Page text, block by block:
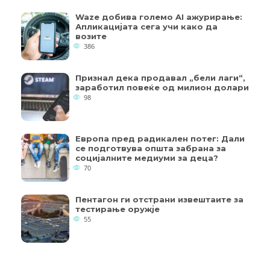
Waze добива големо AI ажурирање:
Апликацијата сега учи како да
возите
386
Признал дека продавал „бели лаги“,
заработил повеќе од милион долари
98
Европа пред радикален потег: Дали
се подготвува општа забрана за
социјалните медиуми за деца?
70
Пентагон ги отстрани извештаите за
тестирање оружје
55